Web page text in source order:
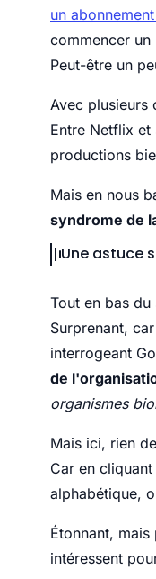
un
commencer
Peut-être un
Avec plusieurs
Entre Netflix et
productions
Mais en nous
syndrome de
Une astuce
Tout en bas
Surprenant,
interrogeant
de
organismes
Mais ici, rien
Car en
alphabétique,
Étonnant,
intéressent